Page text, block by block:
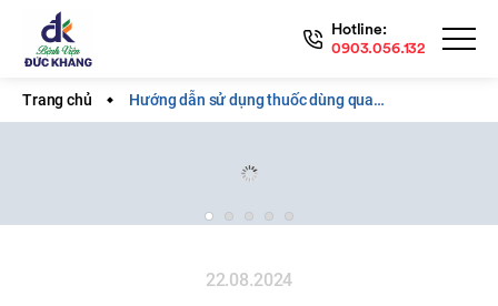
Trang chủ Hướng dẫn sử dụng thuốc dùng qua…
Hotline:
0903.056.132
22.08.2024